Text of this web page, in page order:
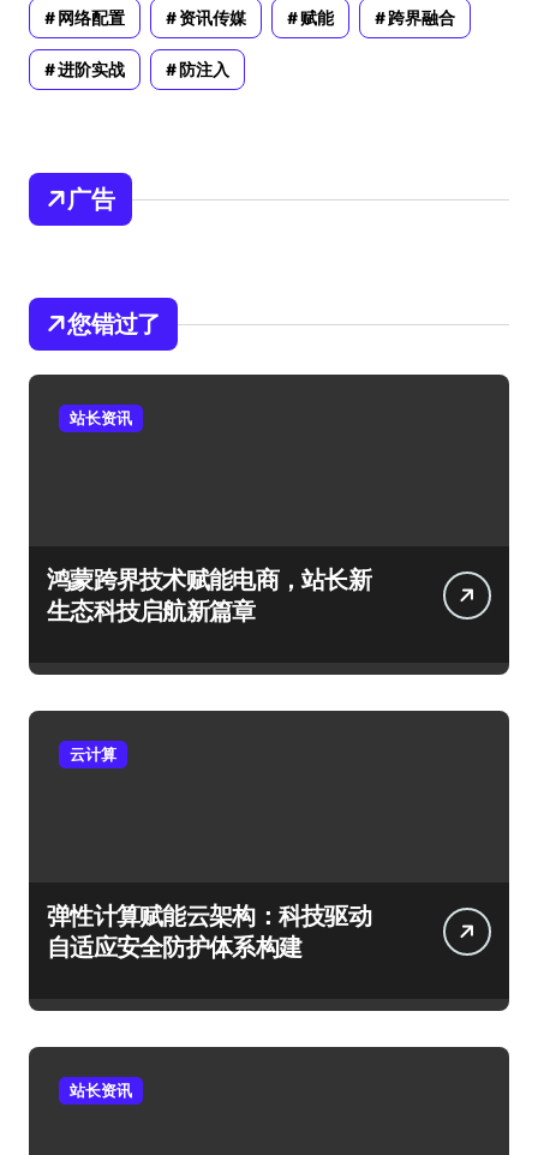
网络配置 资讯传媒 赋能 跨界融合
进阶实战 防注入
广告
您错过了
站长资讯
鸿蒙跨界技术赋能电商，站长新
生态科技启航新篇章
云计算
弹性计算赋能云架构：科技驱动
自适应安全防护体系构建
站长资讯